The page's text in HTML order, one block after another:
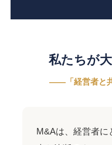
私たちが
——「経営者と
M&Aは、経営者に